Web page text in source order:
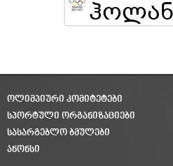
ᲝᲚᲘᲛᲞᲘᲣᲠᲘ ᲙᲝᲛᲘᲢᲔᲢᲔᲑᲘ
ᲡᲞᲝᲠᲢᲣᲚᲘ ᲝᲠᲒᲐᲜᲘᲖᲐᲪᲘᲔᲑᲘ
ᲡᲐᲡᲐᲠᲒᲔᲑᲚᲝ ᲑᲛᲣᲚᲔᲑᲘ
ᲐᲜᲝᲜᲡᲘ